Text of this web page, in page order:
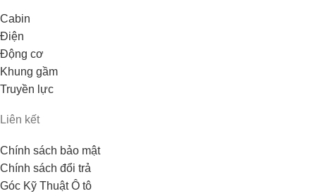
Cabin
Điện
Động cơ
Khung gầm
Truyền lực
Liên kết
Chính sách bảo mật
Chính sách đổi trả
Góc Kỹ Thuật Ô tô